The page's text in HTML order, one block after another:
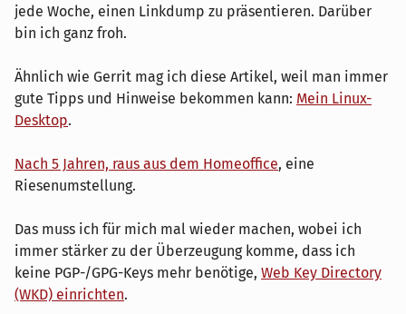
jede Woche, einen Linkdump zu präsentieren. Darüber
bin ich ganz froh.
Ähnlich wie Gerrit mag ich diese Artikel, weil man immer
gute Tipps und Hinweise bekommen kann: Mein Linux-
Desktop.
Nach 5 Jahren, raus aus dem Homeoffice, eine
Riesenumstellung.
Das muss ich für mich mal wieder machen, wobei ich
immer stärker zu der Überzeugung komme, dass ich
keine PGP-/GPG-Keys mehr benötige, Web Key Directory
(WKD) einrichten.